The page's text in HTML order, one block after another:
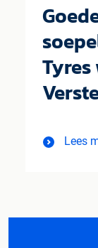
Lees